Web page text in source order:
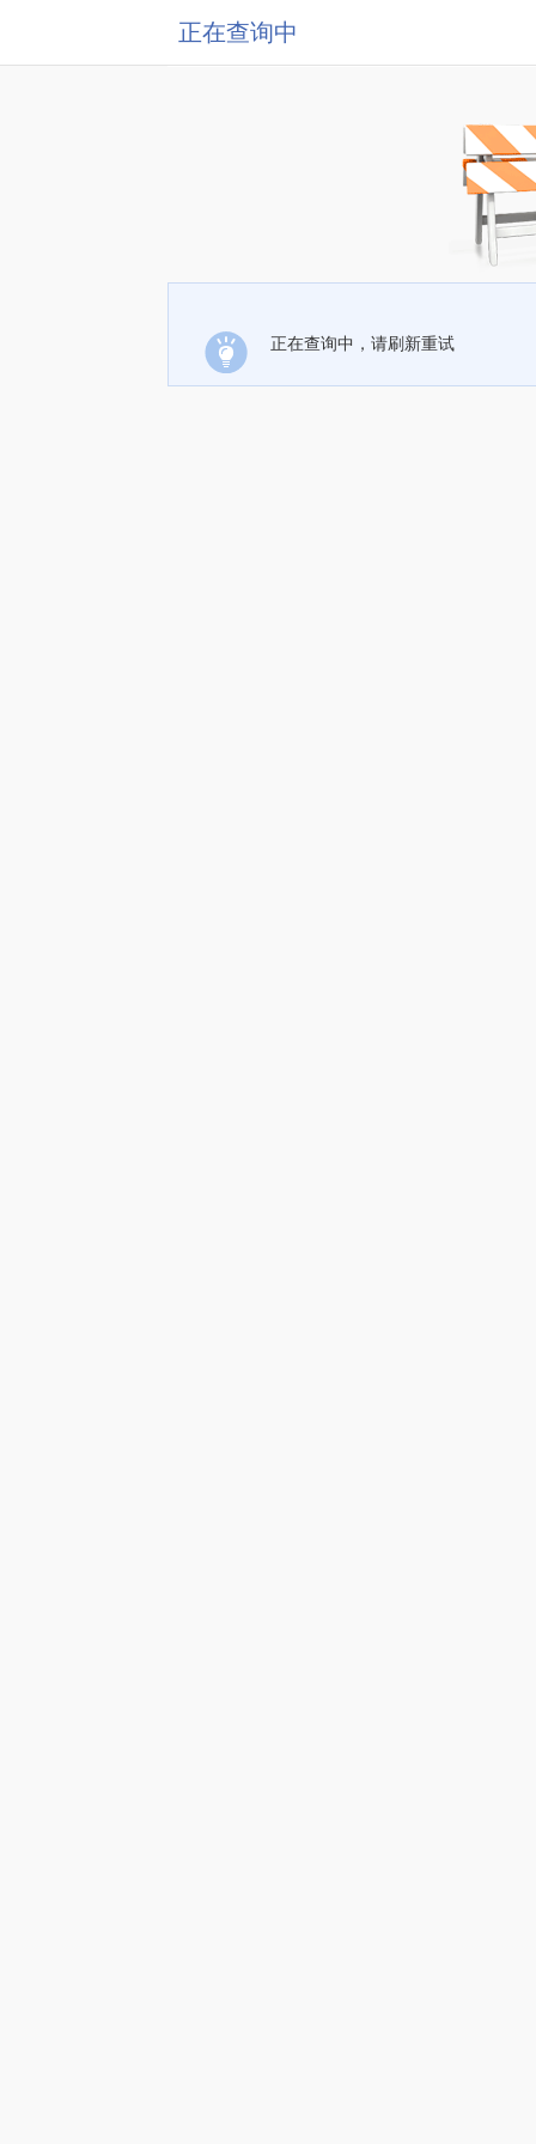
正在查询中
正在查询中，请刷新重试